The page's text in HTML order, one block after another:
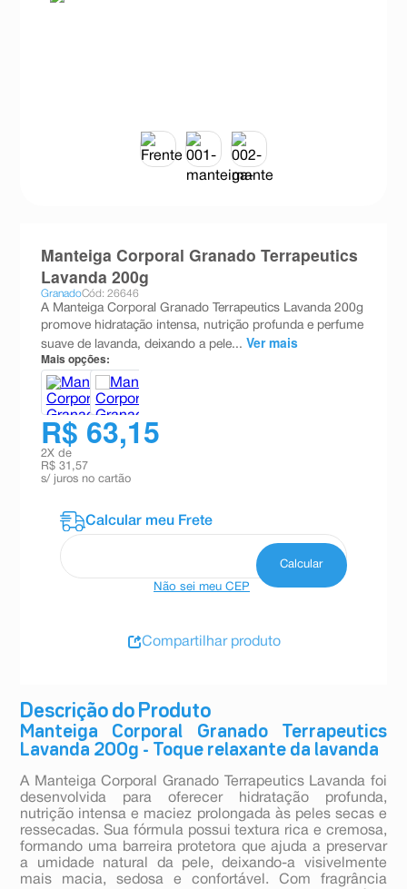
Descrição do Produto
Manteiga Corporal Granado Terrapeutics
Lavanda 200g - Toque relaxante da lavanda
A Manteiga Corporal Granado Terrapeutics Lavanda foi
desenvolvida para oferecer hidratação profunda,
nutrição intensa e maciez prolongada às peles secas e
ressecadas. Sua fórmula possui textura rica e cremosa,
formando uma barreira protetora que ajuda a preservar
a umidade natural da pele, deixando-a visivelmente
mais macia, sedosa e confortável. Com fragrância
Manteiga Corporal Granado Terrapeutics
Lavanda 200g
GranadoCód: 26646
A Manteiga Corporal Granado Terrapeutics Lavanda 200g
promove hidratação intensa, nutrição profunda e perfume
suave de lavanda, deixando a pele... Ver mais
Mais opções:
R$ 63,15
2X de
R$ 31,57
s/ juros no cartão
Não sei meu CEP
Compartilhar produto